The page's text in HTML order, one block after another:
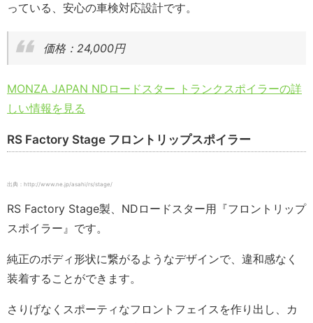
っている、安心の車検対応設計です。
価格：24,000円
MONZA JAPAN NDロードスター トランクスポイラーの詳
しい情報を見る
RS Factory Stage フロントリップスポイラー
出典：http://www.ne.jp/asahi/rs/stage/
RS Factory Stage製、NDロードスター用『フロントリップ
スポイラー』です。
純正のボディ形状に繋がるようなデザインで、違和感なく
装着することができます。
さりげなくスポーティなフロントフェイスを作り出し、カ